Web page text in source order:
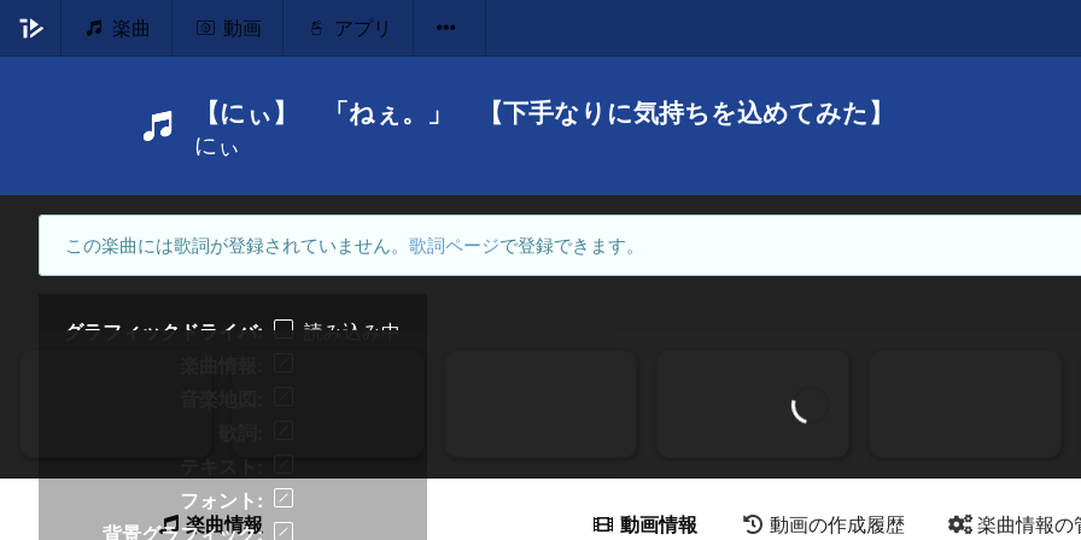
楽曲 動画 アプリ
【にぃ】 「ねぇ。」 【下手なりに気持ちを込めてみた】
にぃ
この楽曲には歌詞が登録されていません。 歌詞ページで登録できます。
グラフィックドライバ
読み込み中
フォント
背景グラフィック
楽曲情報 動画情報 動画の作成履歴 楽曲情報の